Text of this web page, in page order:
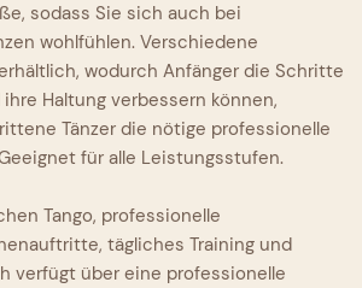
sodass Sie sich auch bei
wohlfühlen. Verschiedene
wodurch Anfänger die Schritte
Haltung verbessern können,
Tänzer die nötige professionelle
für alle Leistungsstufen.
Tango, professionelle
tägliches Training und
verfügt über eine professionelle